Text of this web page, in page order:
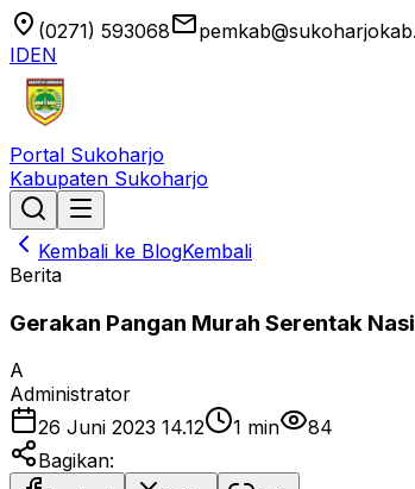
location_on (0271) 593068email
IDEN
Portal Sukoharjo
Kabupaten Sukoharjo
Kembali ke BlogKembali
Berita
Gerakan Pangan Murah Serentak
A
Administrator
26 Juni 2023 14.12
1 min
84
Bagikan: